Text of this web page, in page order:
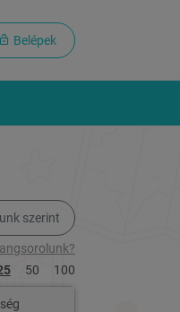
Belépek
szerint
50 100